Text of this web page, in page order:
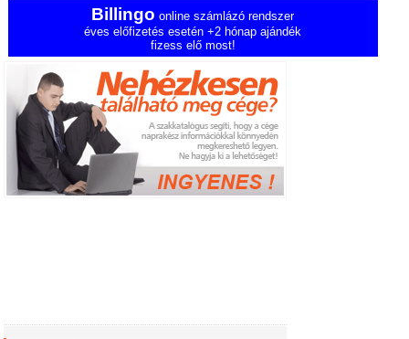
Billingo online számlázó rendszer
éves előfizetés esetén +2 hónap ajándék
fizess elő most!